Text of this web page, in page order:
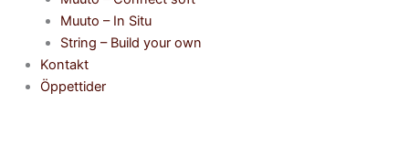
Muuto – In Situ
String – Build your own
Kontakt
Öppettider